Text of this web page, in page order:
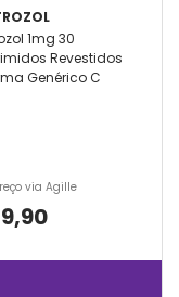
1mg 30
Revestidos
Genérico C
via Agille